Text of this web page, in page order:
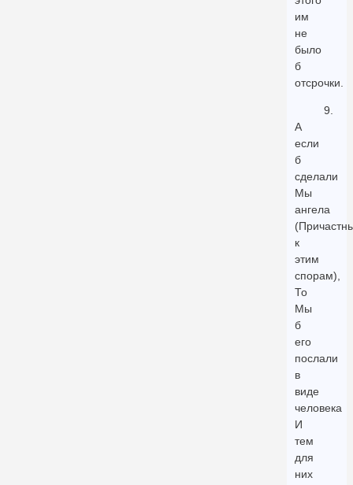
им
не
было
б
отсрочки.
9.
А
если
б
сделали
Мы
ангела
к
этим
спорам),
То
Мы
б
его
послали
в
виде
человека
И
тем
для
них